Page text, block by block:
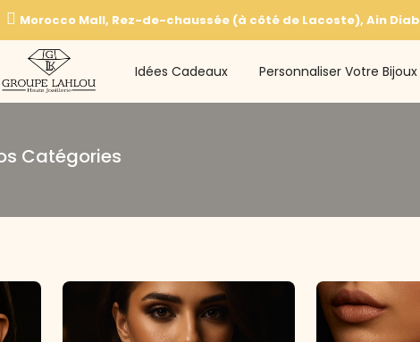
Morocco Mall, Rez-de-chaussée (à côté de Lacoste), Ain Diab
Idées Cadeaux Personnaliser Votre Bijoux
Catégories